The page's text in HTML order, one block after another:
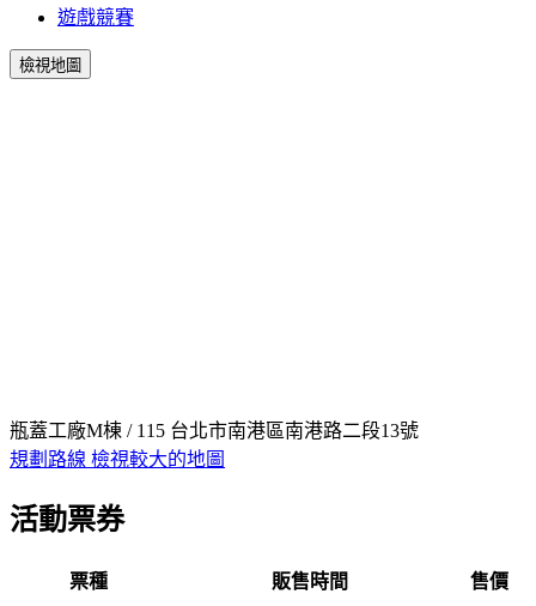
遊戲競賽
檢視地圖
瓶蓋工廠M棟 / 115 台北市南港區南港路二段13號
規劃路線 檢視較大的地圖
活動票券
票種 販售時間 售價